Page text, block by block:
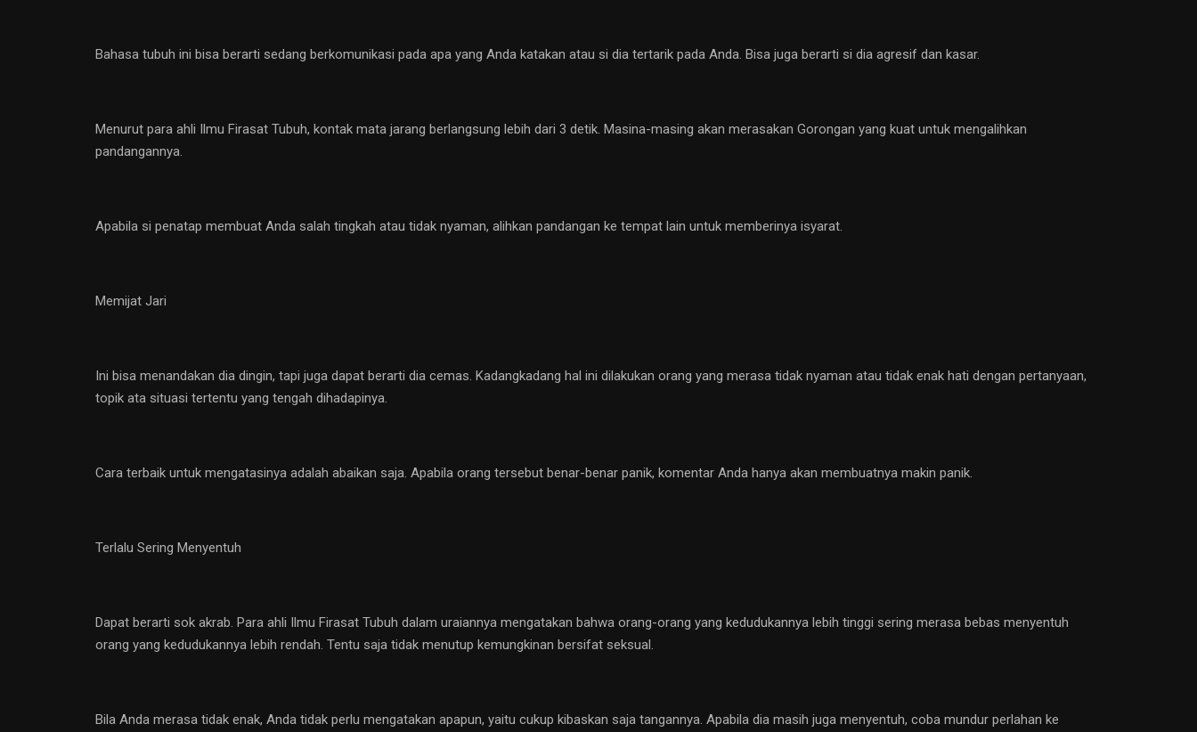
Bahasa tubuh ini bisa berarti sedang berkomunikasi pada apa yang Anda katakan atau si dia tertarik pada Anda. Bisa juga berarti si dia agresif dan kasar.
Menurut para ahli Ilmu Firasat Tubuh, kontak mata jarang berlangsung lebih dari 3 detik. Masina-masing akan merasakan Gorongan yang kuat untuk mengalihkan
pandangannya.
Apabila si penatap membuat Anda salah tingkah atau tidak nyaman, alihkan pandangan ke tempat lain untuk memberinya isyarat.
Memijat Jari
Ini bisa menandakan dia dingin, tapi juga dapat berarti dia cemas. Kadangkadang hal ini dilakukan orang yang merasa tidak nyaman atau tidak enak hati dengan pertanyaan,
topik ata situasi tertentu yang tengah dihadapinya.
Cara terbaik untuk mengatasinya adalah abaikan saja. Apabila orang tersebut benar-benar panik, komentar Anda hanya akan membuatnya makin panik.
Terlalu Sering Menyentuh
Dapat berarti sok akrab. Para ahli Ilmu Firasat Tubuh dalam uraiannya mengatakan bahwa orang-orang yang kedudukannya lebih tinggi sering merasa bebas menyentuh
orang yang kedudukannya lebih rendah. Tentu saja tidak menutup kemungkinan bersifat seksual.
Bila Anda merasa tidak enak, Anda tidak perlu mengatakan apapun, yaitu cukup kibaskan saja tangannya. Apabila dia masih juga menyentuh, coba mundur perlahan ke